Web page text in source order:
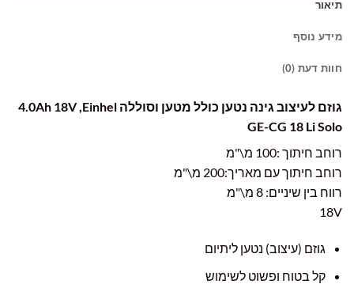
תיאור
מידע נוסף
חוות דעת (0)
גוזם לעיצוב גינה נטען כולל מטען וסוללה 4.0Ah 18V ,Einhel
GE-CG 18 Li Solo
רוחב חיתוך :100 מ\"מ
רוחב חיתוך עם מאריך:200 מ\"מ
רווח בין שיניים: 8 מ\"מ
18V
גוזם (עיצוב) נטען ליתיום
קל בטוח ופשוט לשימוש